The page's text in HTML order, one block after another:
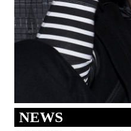
NEWS